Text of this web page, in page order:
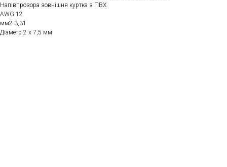
Напівпрозора зовнішня куртка з ПВХ
AWG 12
мм2 3,31
Діаметр 2 х 7,5 мм